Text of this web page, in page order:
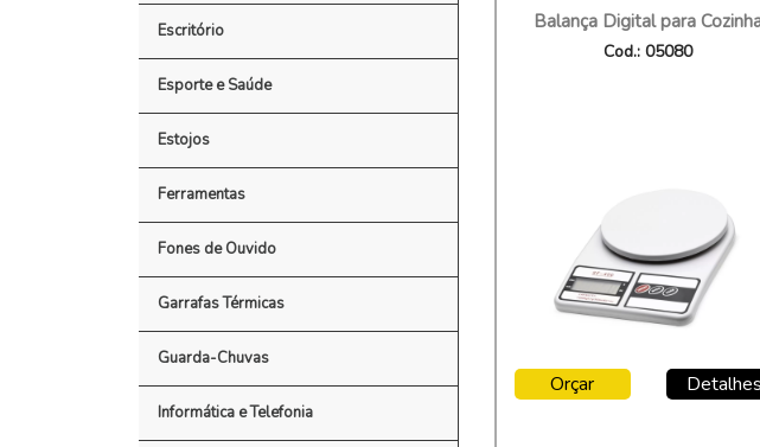
Escritório
Esporte e Saúde
Estojos
Ferramentas
Fones de Ouvido
Garrafas Térmicas
Guarda-Chuvas
Informática e Telefonia
Balança Digital para
Cod.: 05080
Orçar Detalhes